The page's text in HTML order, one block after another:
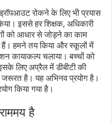
रोकने के लिए भी प्रयास
इससे हर शिक्षक, अधिकारी
को आधार से जोड़ने का काम
हमने तय किया और स्कूलों में
कायाकल्प चलाया। बच्चों को
लिए अप्रैल में डीबीटी की
है। यह अभिनव प्रयोग है।
किया गया है।
है